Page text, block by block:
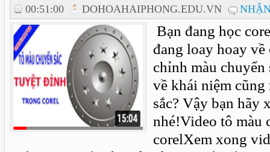
00:51:00 DOHOAHAIPHONG.EDU.VN
Bạn đang học
đang loay hoay
chỉnh màu chuyển
về khái niệm
sắc? Vậy bạn hãy
nhé!Video tô màu
corelXem xong